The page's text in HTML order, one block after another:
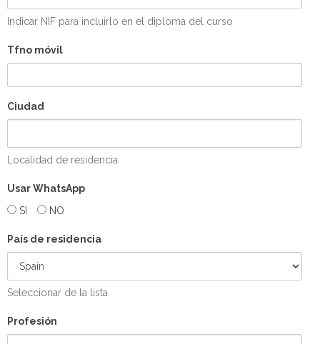
Indicar NIF para incluirlo en el diploma del curso
Tfno móvil
Ciudad
Localidad de residencia
Usar WhatsApp
SI
NO
País de residencia
Seleccionar de la lista
Profesión